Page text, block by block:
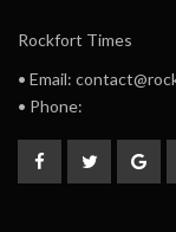
Rockfort Times
• Email:
• Phone: